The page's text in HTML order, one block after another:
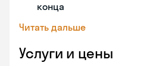
конца
Читать дальше
Услуги и цены